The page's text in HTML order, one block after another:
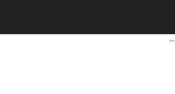
Spectrum, l’acceleratore